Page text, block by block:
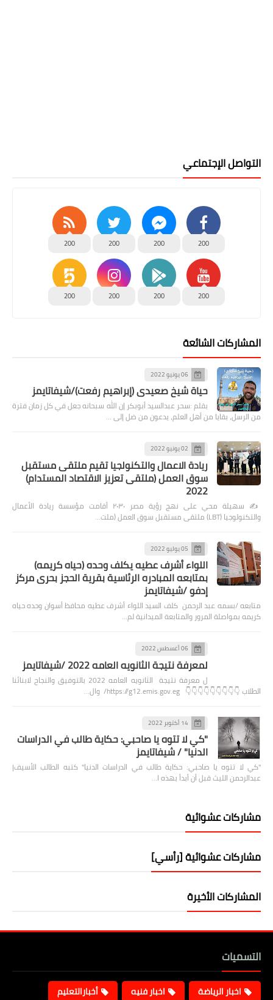
التواصل الإجتماعي
200
200
200
200
200
200
200
200
المشاركات الشائعة
06 يونيو 2022
حياة شيخ صعيدى (إبراهيم رفعت)/شيفاتايمز
بقلم :سحر عبدالسيد أبوبكر إن الله سبحانه جعل في كل زمان فترة
من الرسل، بقايا من أهل العلم، يدعون من ضل إلى …
02 يونيو 2022
ريادة الاعمال والتكنولجيا تقيم ملتقى مستقبل
سوق العمل (ملتقى تعزيز الاقتصاد المستدام)
2022
✍️ سهيلة محي على نهج رؤية مصر ٢٠٣٠ أقامت مؤسسة ريادة الأعمال
والتكنولوجيا (LBT) ملتقى مستقبل سوق العمل (ملت…
05 يوليو 2022
اللواء أشرف عطيه يكلف وحده (حياه كريمه)
بمتابعه المبادره الرئاسية بقرية الحجز بحرى مركز
إدفو /شيفاتايمز
متابعه /بسمه عبد الرحمن كلف السيد اللواء أشرف عطيه محافظ أسوان وحده حياه
كريمه بمواصلة المرور والمتابعة الميدانية لم…
06 أغسطس 2022
لمعرفة نتيجة الثانويه العامه 2022 /شيفاتايمز
ل معرفة نتيجة الثانويه العامه 2022 بالتوفيق والنجاح لابنائنا
الطلاب 👇👇👇👇👇👇👇👇👇 https://g12.emis.gov.eg/ وال…
14 أكتوبر 2022
"كي لا تتوه يا صاحبي: حكاية طالب في الدراسات
الدنيا" / شيفاتايمز
"كي لا تتوه يا صاحبي: حكاية طالب في الدراسات الدنيا" كتبه الطالب الأسيف|
عبدالرحمن الليث قبل أن أبدأ بهذه ا…
مشاركات عشوائية
مشاركات عشوائية [رأسي]
المشاركات الأخيرة
التسميات
اخبار الرياضة اخبار فنيه
أخبارالتعليم